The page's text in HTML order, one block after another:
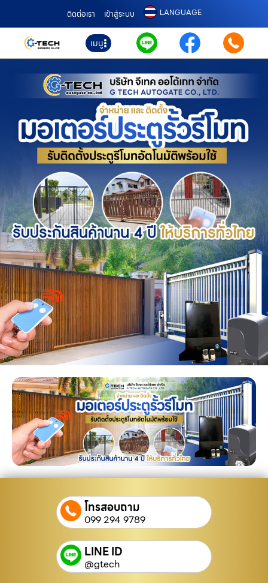
ติดต่อเรา เข้าสู่ระบบ LANGUAGE
เมนู
โทรสอบถาม
099 294 9789
LINE ID
@gtech